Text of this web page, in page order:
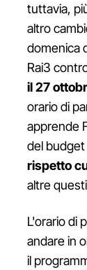
tuttavia,
altro
domenica
Rai3
il 27
orario di
apprende
del
rispetto
altre
L'orario di
andare in
il